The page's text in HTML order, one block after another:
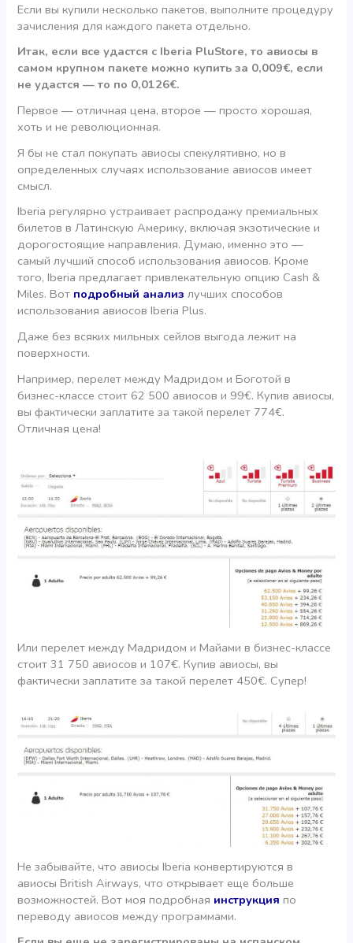
Если вы купили несколько пакетов, выполните процедуру
зачисления для каждого пакета отдельно.
Итак, если все удастся с Iberia PluStore, то авиосы в
самом крупном пакете можно купить за 0,009€, если
не удастся — то по 0,0126€.
Первое — отличная цена, второе — просто хорошая,
хоть и не революционная.
Я бы не стал покупать авиосы спекулятивно, но в
определенных случаях использование авиосов имеет
смысл.
Iberia регулярно устраивает распродажу премиальных
билетов в Латинскую Америку, включая экзотические и
дорогостоящие направления. Думаю, именно это —
самый лучший способ использования авиосов. Кроме
того, Iberia предлагает привлекательную опцию Cash &
Miles. Вот подробный анализ лучших способов
использования авиосов Iberia Plus.
Даже без всяких мильных сейлов выгода лежит на
поверхности.
Например, перелет между Мадридом и Боготой в
бизнес-классе стоит 62 500 авиосов и 99€. Купив авиосы,
вы фактически заплатите за такой перелет 774€.
Отличная цена!
Или перелет между Мадридом и Майами в бизнес-классе
стоит 31 750 авиосов и 107€. Купив авиосы, вы
фактически заплатите за такой перелет 450€. Супер!
Не забывайте, что авиосы Iberia конвертируются в
авиосы British Airways, что открывает еще больше
возможностей. Вот моя подробная инструкция по
переводу авиосов между программами.